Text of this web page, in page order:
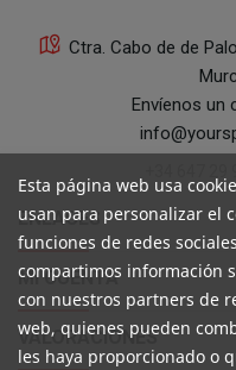
Ctra. Cabo de de
Envíenos un
ENLACES
MI CUENTA
VALORACIONES
Esta página web usa
usan para personalizar el
funciones de redes
compartimos información
con nuestros partners de
web, quienes pueden
les haya proporcionado o